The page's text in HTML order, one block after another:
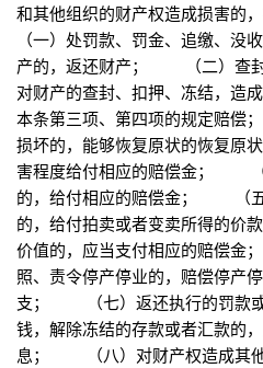
和其他组织的财产权造成损害
（一）处罚款、罚金、追缴、没
产的，返还财产； （二）查封
对财产的查封、扣押、冻结，造
本条第三项、第四项的规定赔
损坏的，能够恢复原状的恢复原
害程度给付相应的赔偿金； （
的，给付相应的赔偿金； （五
的，给付拍卖或者变卖所得的价
价值的，应当支付相应的赔偿
照、责令停产停业的，赔偿停产
支； （七）返还执行的罚款或
钱，解除冻结的存款或者汇款的
息； （八）对财产权造成其他